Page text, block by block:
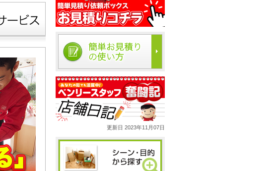
更新日 2023年11月07日